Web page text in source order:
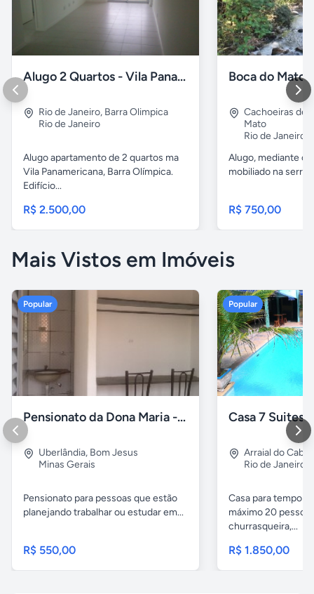
Alugo 2 Quartos - Vila Panamericana
Rio de Janeiro, Barra Olimpica
Rio de Janeiro
Alugo apartamento de 2 quartos ma
Vila Panamericana, Barra Olímpica.
Edifício...
R$ 2.500,00
Cachoeiras de
Mato
Rio de Janeiro
Alugo, mediante
mobiliado na serra
R$ 750,00
Mais Vistos em Imóveis
Popular
Pensionato da Dona Maria - Uberlândia/MG
Uberlândia, Bom Jesus
Minas Gerais
Pensionato para pessoas que estão
planejando trabalhar ou estudar em...
R$ 550,00
Popular
Arraial do Cabo
Rio de Janeiro
Casa para
máximo 20
churrasqueira,...
R$ 1.850,00